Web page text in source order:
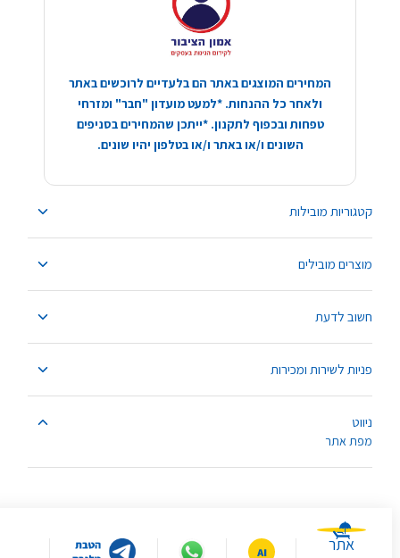
קטגוריות מובילות
מוצרים מובילים
חשוב לדעת
פניות לשירות ומכירות
ניווט
מפת אתר
המחירים המוצגים באתר הם בלעדיים לרוכשים באתר
ולאחר כל ההנחות. *למעט מועדון "חבר" ומזרחי
טפחות ובכפוף לתקנון. *ייתכן שהמחירים בסניפים
השונים ו/או באתר ו/או בטלפון יהיו שונים.
אתר